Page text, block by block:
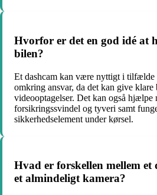
Hvorfor er det en god idé at
bilen?
Et dashcam kan være nyttigt i
omkring ansvar, da det kan give
videooptagelser. Det kan også hjælpe
forsikringssvindel og tyveri samt
sikkerhedselement under kørsel.
Hvad er forskellen mellem et
et almindeligt kamera?